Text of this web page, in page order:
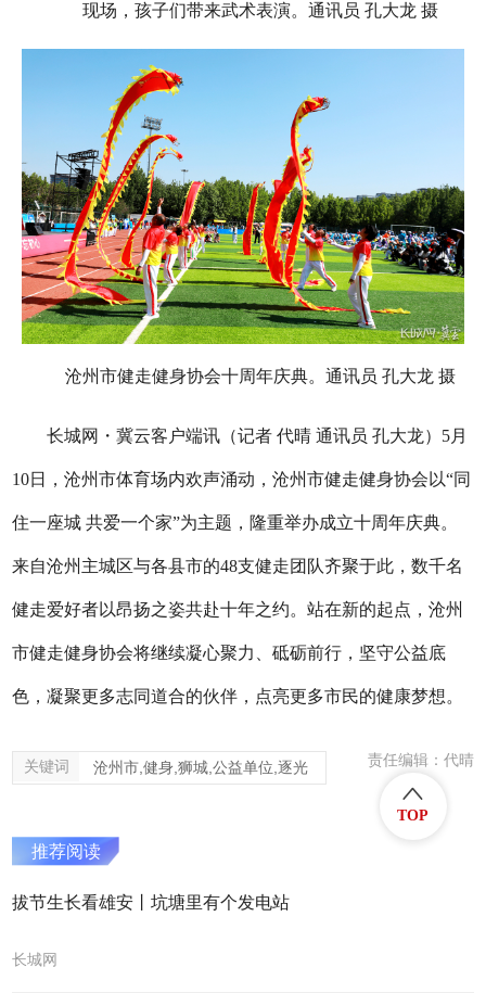
现场，孩子们带来武术表演。 通讯员 孔大龙 摄
沧州市健走健身协会十周年庆典。通讯员 孔大龙 摄
长城网・冀云客户端讯（记者 代晴 通讯员 孔大龙）5月
10日，沧州市体育场内欢声涌动，沧州市健走健身协会以“同
住一座城 共爱一个家”为主题，隆重举办成立十周年庆典。
来自沧州主城区与各县市的48支健走团队齐聚于此，数千名
健走爱好者以昂扬之姿共赴十年之约。站在新的起点，沧州
市健走健身协会将继续凝心聚力、砥砺前行，坚守公益底
色，凝聚更多志同道合的伙伴，点亮更多市民的健康梦想。
关键词 沧州市,健身,狮城,公益单位,逐光 责任编辑：代晴
推荐阅读
拔节生长看雄安丨坑塘里有个发电站
长城网
TOP